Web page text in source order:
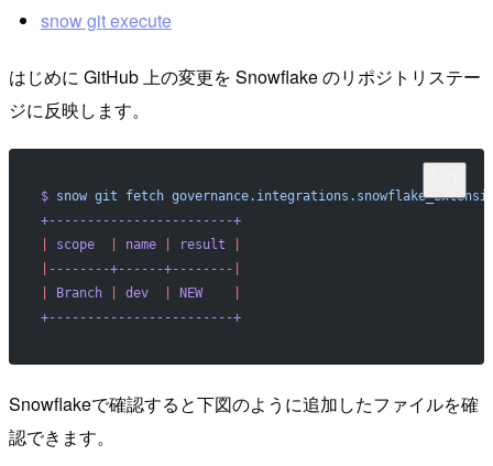
snow git execute
はじめに GitHub 上の変更を Snowflake のリポジトリステー
ジに反映します。
$ snow git fetch
+------------------------+
scope
  |
name | result
--------+------+--------
Branch | dev
  |
NEW
    |
+------------------------+
Snowflakeで確認すると下図のように追加したファイルを確
認できます。